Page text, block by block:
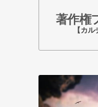
著作権
【カ